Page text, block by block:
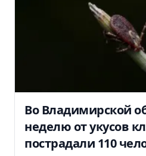
Во Владимирской
неделю от укусов
пострадали 110